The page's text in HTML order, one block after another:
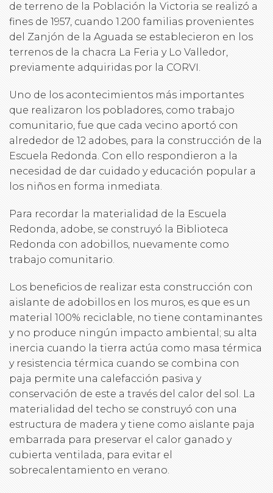
de terreno de la Población la Victoria se realizó a
fines de 1957, cuando 1.200 familias provenientes
del Zanjón de la Aguada se establecieron en los
terrenos de la chacra La Feria y Lo Valledor,
previamente adquiridas por la CORVI.
Uno de los acontecimientos más importantes
que realizaron los pobladores, como trabajo
comunitario, fue que cada vecino aportó con
alrededor de 12 adobes, para la construcción de la
Escuela Redonda. Con ello respondieron a la
necesidad de dar cuidado y educación popular a
los niños en forma inmediata.
Para recordar la materialidad de la Escuela
Redonda, adobe, se construyó la Biblioteca
Redonda con adobillos, nuevamente como
trabajo comunitario.
Los beneficios de realizar esta construcción con
aislante de adobillos en los muros, es que es un
material 100% reciclable, no tiene contaminantes
y no produce ningún impacto ambiental; su alta
inercia cuando la tierra actúa como masa térmica
y resistencia térmica cuando se combina con
paja permite una calefacción pasiva y
conservación de este a través del calor del sol. La
materialidad del techo se construyó con una
estructura de madera y tiene como aislante paja
embarrada para preservar el calor ganado y
cubierta ventilada, para evitar el
sobrecalentamiento en verano.